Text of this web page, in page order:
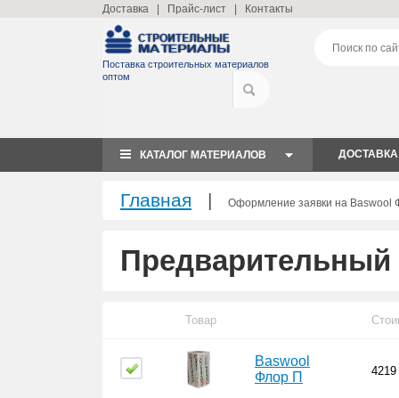
Доставка Прайс-лист Контакты
Поставка строительных материалов
оптом
КАТАЛОГ МАТЕРИАЛОВ ДОСТАВКА
Главная | Оформление заявки на Baswool
Предварительный
Товар
Baswool
Флор П
4219